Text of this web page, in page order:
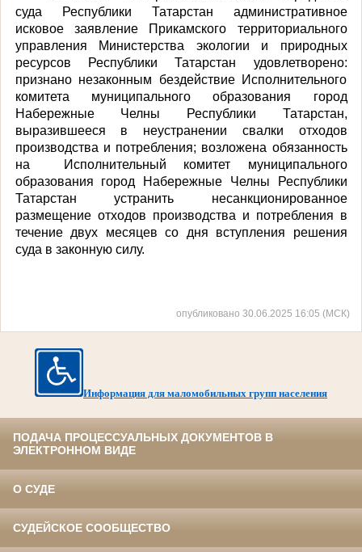
суда Республики Татарстан административное
исковое заявление Прикамского территориального
управления Министерства экологии и природных
ресурсов Республики Татарстан удовлетворено:
признано незаконным бездействие Исполнительного
комитета муниципального образования город
Набережные Челны Республики Татарстан,
выразившееся в неустранении свалки отходов
производства и потребления; возложена обязанность
на Исполнительный комитет муниципального
образования город Набережные Челны Республики
Татарстан устранить несанкционированное
размещение отходов производства и потребления в
течение двух месяцев со дня вступления решения
суда в законную силу.
опубликовано 30.06.2025 16:05 (МСК)
Информация для маломобильных групп населения
ПОДАЧА ПРОЦЕССУАЛЬНЫХ ДОКУМЕНТОВ В
ЭЛЕКТРОННОМ ВИДЕ
О СУДЕ
СУДЕЙСКОЕ СООБЩЕСТВО